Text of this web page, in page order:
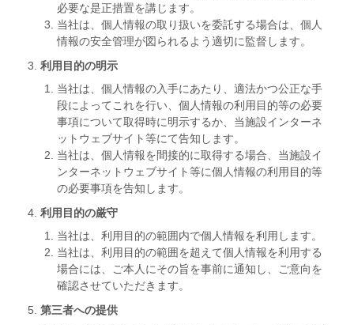
必要な是正措置を講じます。
当社は、個人情報の取り扱いを委託する場合は、個人
情報の安全管理が図られるよう適切に監督します。
利用目的の明示
当社は、個人情報の入手にあたり、適法かつ公正な手
段によってこれを行い、個人情報の利用目的等の必要
事項について取得時に明示するか、当施設インターネ
ットウェブサイト等にて告知します。
当社は、個人情報を間接的に取得する場合、当施設イ
ンターネットウェブサイト等に個人情報の利用目的等
の必要事項を告知します。
利用目的の厳守
当社は、利用目的の範囲内で個人情報を利用します。
当社は、利用目的の範囲を超えて個人情報を利用する
場合には、ご本人にその旨を事前に通知し、ご意向を
確認させていただきます。
第三者への提供